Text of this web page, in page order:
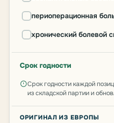
периоперационная
хронический болевой
Срок годности
Срок годности каждой
из складской партии и
ОРИГИНАЛ ИЗ ЕВРОПЫ